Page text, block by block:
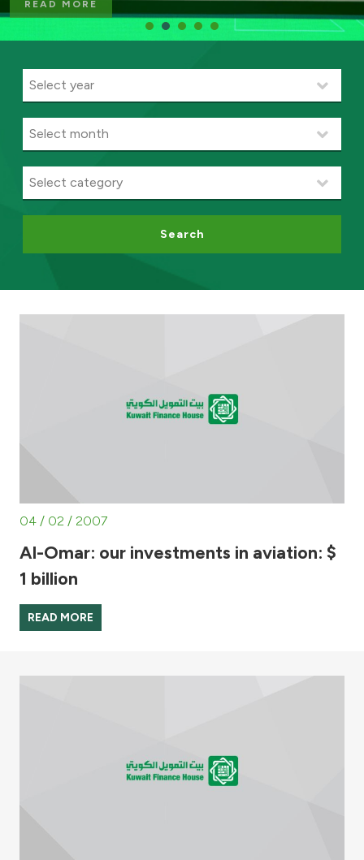
Tools & Services
After Sales Services
Contact us
Malaysia
Kingdom of Bahrain
READ MORE
Search
04 / 02 / 2007
Al-Omar: our investments in aviation: $
1 billion
READ MORE